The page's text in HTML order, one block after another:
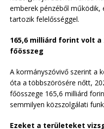
emberek pénzéből
tartozik felelősséggel.
165,6 milliárd forint volt
főösszeg
A kormányszóvivő szerint a
óta a többszörösére nőtt,
főösszege 165,6 milliárd
semmilyen közszolgálati
Ezeket a területeket